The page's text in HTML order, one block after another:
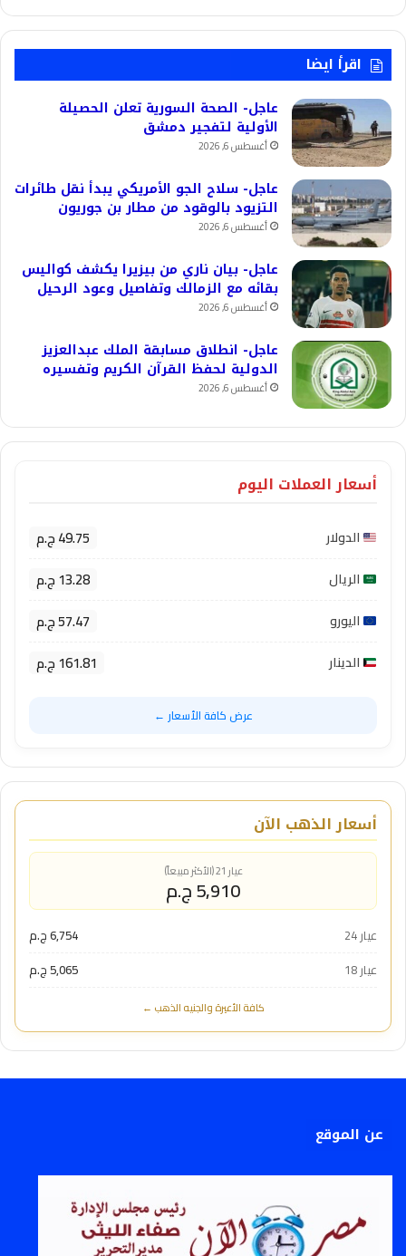
اقرأ ايضا
عاجل- الصحة السورية تعلن الحصيلة
الأولية لتفجير دمشق
أغسطس 6, 2026
عاجل- سلاح الجو الأمريكي يبدأ نقل طائرات
التزيود بالوقود من مطار بن جوريون
أغسطس 6, 2026
عاجل- بيان ناري من بيزيرا يكشف كواليس
بقائه مع الزمالك وتفاصيل وعود الرحيل
أغسطس 6, 2026
عاجل- انطلاق مسابقة الملك عبدالعزيز
الدولية لحفظ القرآن الكريم وتفسيره
أغسطس 6, 2026
أسعار العملات اليوم
الدولار 49.75 ج.م
الريال 13.28 ج.م
اليورو 57.47 ج.م
الدينار 161.81 ج.م
عرض كافة الأسعار ←
أسعار الذهب الآن
عيار 21 (الأكثر مبيعاً)
5,910 ج.م
عيار 24
6,754 ج.م
عيار 18
5,065 ج.م
كافة الأعيرة والجنيه الذهب ←
عن الموقع